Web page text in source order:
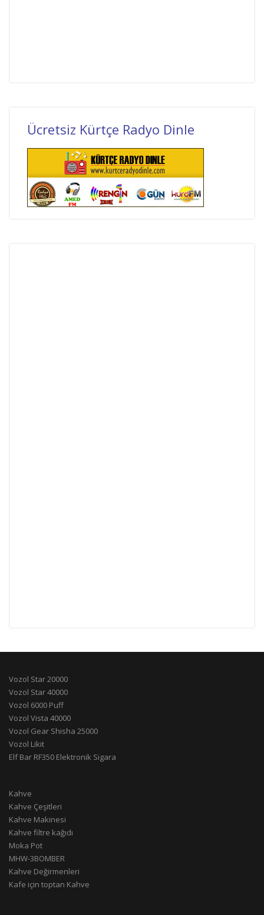
Ücretsiz Kürtçe Radyo Dinle
Vozol Star 20000
Vozol Star 40000
Vozol 6000 Puff
Vozol Vista 40000
Vozol Gear Shisha 25000
Vozol Likit
Elf Bar RF350 Elektronik Sigara
Kahve
Kahve Çeşitleri
Kahve Makinesi
Kahve filtre kağıdı
Moka Pot
MHW-3BOMBER
Kahve Değirmenleri
Kafe için toptan Kahve